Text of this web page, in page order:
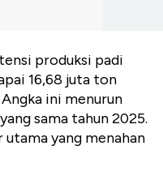
produksi padi
16,68 juta ton
ini menurun
sama tahun 2025.
yang menahan